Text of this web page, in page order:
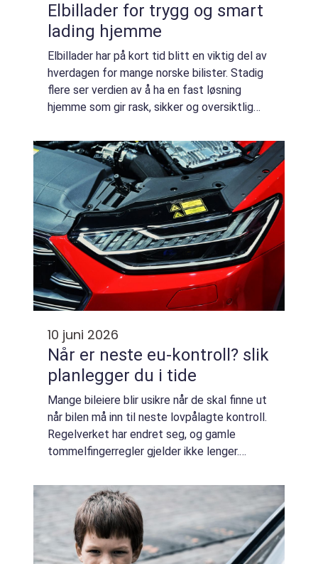
Elbillader for trygg og smart
lading hjemme
Elbillader har på kort tid blitt en viktig del av
hverdagen for mange norske bilister. Stadig
flere ser verdien av å ha en fast løsning
hjemme som gir rask, sikker og oversiktlig
offentlige ladestasjoner. Hvorfo...
10 juni 2026
Når er neste eu-kontroll? slik
planlegger du i tide
Mange bileiere blir usikre når de skal finne ut
når bilen må inn til neste lovpålagte kontroll.
Regelverket har endret seg, og gamle
tommelfingerregler gjelder ikke lenger.
først forstår hvordan fristene ...